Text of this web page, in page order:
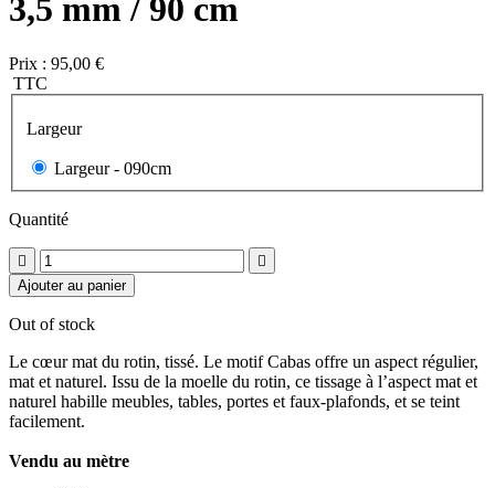
3,5 mm / 90 cm
Prix : 95,00 €
TTC
Largeur
Largeur - 090cm
Quantité


Ajouter au panier
Out of stock
Le cœur mat du rotin, tissé. Le motif Cabas offre un aspect régulier,
mat et naturel. Issu de la moelle du rotin, ce tissage à l’aspect mat et
naturel habille meubles, tables, portes et faux-plafonds, et se teint
facilement.
Vendu au mètre